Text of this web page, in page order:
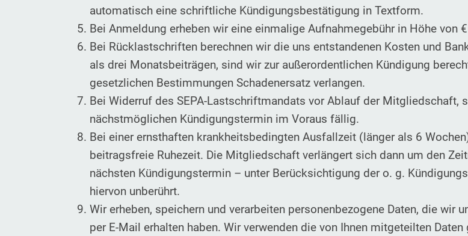
automatisch eine schriftliche Kündigungsbestätigung in Textform.
Bei Anmeldung erheben wir eine einmalige Aufnahmegebühr in Höhe von
Bei Rücklastschriften berechnen wir die uns entstandenen Kosten und
als drei Monatsbeiträgen, sind wir zur außerordentlichen Kündigung
gesetzlichen Bestimmungen Schadenersatz verlangen.
Bei Widerruf des SEPA-Lastschriftmandats vor Ablauf der Mitgliedschaft,
nächstmöglichen Kündigungstermin im Voraus fällig.
Bei einer ernsthaften krankheitsbedingten Ausfallzeit (länger als 6
beitragsfreie Ruhezeit. Die Mitgliedschaft verlängert sich dann um den
nächsten Kündigungstermin – unter Berücksichtigung der o. g.
hiervon unberührt.
Wir erheben, speichern und verarbeiten personenbezogene Daten, die wir
per E-Mail erhalten haben. Wir verwenden die von Ihnen mitgeteilten